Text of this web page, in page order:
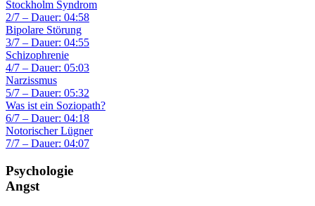
Stockholm Syndrom
2/7 – Dauer: 04:58
Bipolare Störung
3/7 – Dauer: 04:55
Schizophrenie
4/7 – Dauer: 05:03
Narzissmus
5/7 – Dauer: 05:32
Was ist ein Soziopath?
6/7 – Dauer: 04:18
Notorischer Lügner
7/7 – Dauer: 04:07
Psychologie
Angst